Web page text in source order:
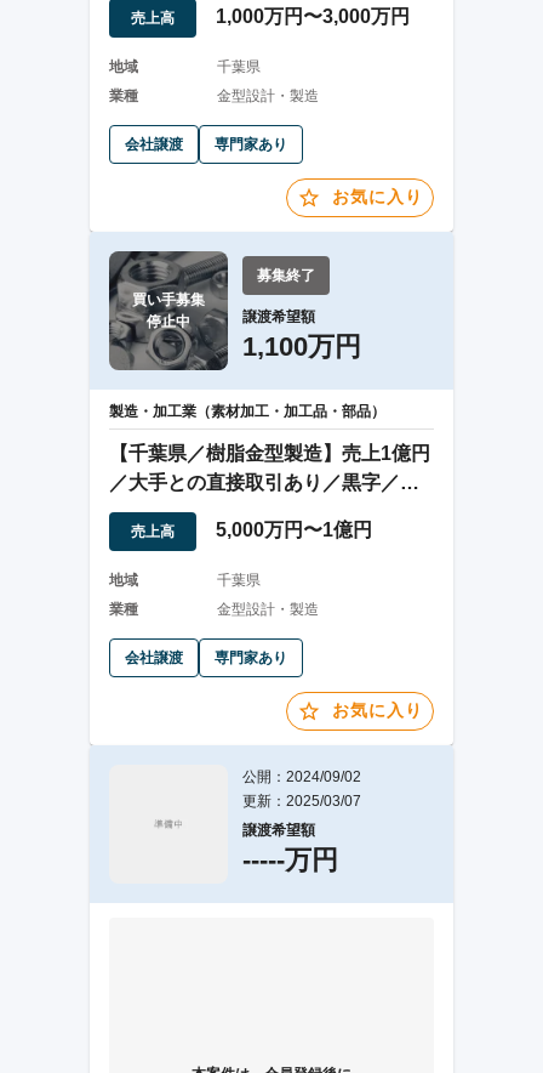
売上高 1,000万円〜3,000万円
地域
千葉県
業種
金型設計・製造
会社譲渡 専門家あり
お気に入り
買い手募集
停止中
募集終了
譲渡希望額
1,100万円
製造・加工業（素材加工・加工品・部品）
【千葉県／樹脂金型製造】売上1億円
／大手との直接取引あり／黒字／立
地◎／事業承継
売上高 5,000万円〜1億円
地域
千葉県
業種
金型設計・製造
会社譲渡 専門家あり
お気に入り
公開：2024/09/02
更新：2025/03/07
譲渡希望額
-----万円